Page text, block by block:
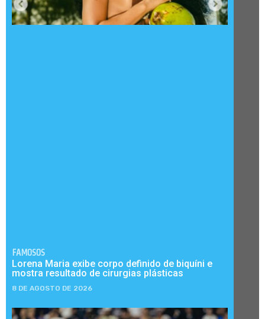
FAMOSOS
Lorena Maria exibe corpo definido de biquíni e
mostra resultado de cirurgias plásticas
8 DE AGOSTO DE 2026